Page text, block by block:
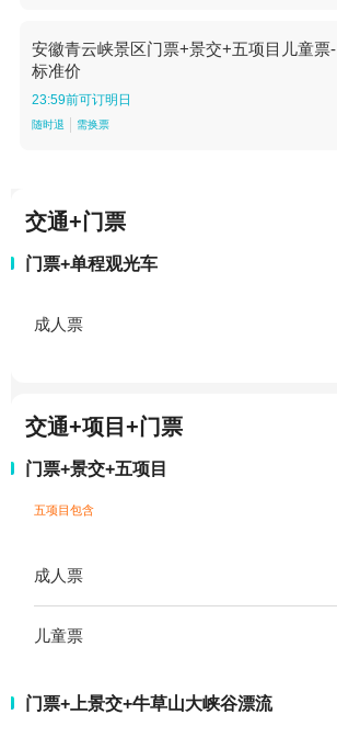
安徽青云峡景区门票+景交+五项目儿童票-
标准价
23:59前可订明日
随时退 需换票
交通+门票
门票+单程观光车
成人票
交通+项目+门票
门票+景交+五项目
五项目包含
成人票
儿童票
门票+上景交+牛草山大峡谷漂流